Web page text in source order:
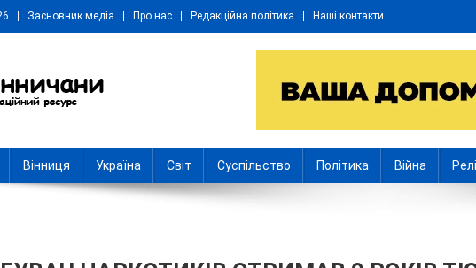
Засновник медіа Про нас Редакційна політика Наші контакти
Вінниця Україна Світ Суспільство Політика Війна